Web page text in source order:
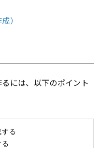
）
には、以下のポイント
る